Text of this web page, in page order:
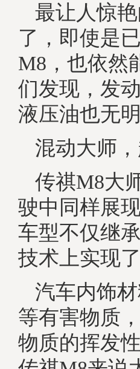
最让人惊
了，即使是
M8，也依然
们发现，发
液压油也无
混动大师
传祺M8大
驶中同样展
车型不仅继
技术上实现
汽车内饰
等有害物质
物质的挥发